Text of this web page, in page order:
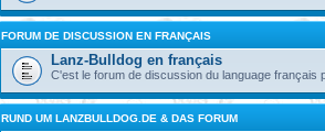
FORUM DE DISCUSSION EN FRANÇAIS
Lanz-Bulldog en français
C'est le forum de discussion du language français
RUND UM LANZBULLDOG.DE & DAS FORUM